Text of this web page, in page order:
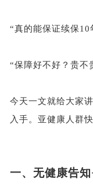
“真的能保证续保10
“保障好不好？贵不
今天一文就给大家
入手。亚健康人群
一、 无健康告知